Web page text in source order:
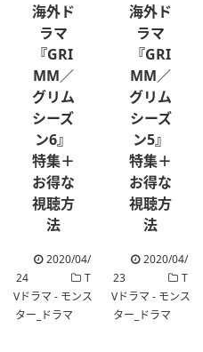
海外ド
ラマ
『GRI
MM／
グリム
シーズ
ン6』
特集＋
お得な
視聴方
法
2020/04/
24
T
Vドラマ - モンス
ター_ドラマ
海外ド
ラマ
『GRI
MM／
グリム
シーズ
ン5』
特集＋
お得な
視聴方
法
2020/04/
23
T
Vドラマ - モンス
ター_ドラマ